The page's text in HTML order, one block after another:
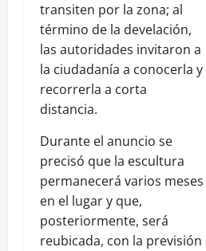
transiten por la zona; al
término de la develación,
las autoridades invitaron a
la ciudadanía a conocerla y
recorrerla a corta
distancia.
Durante el anuncio se
precisó que la escultura
permanecerá varios meses
en el lugar y que,
posteriormente, será
reubicada, con la previsión